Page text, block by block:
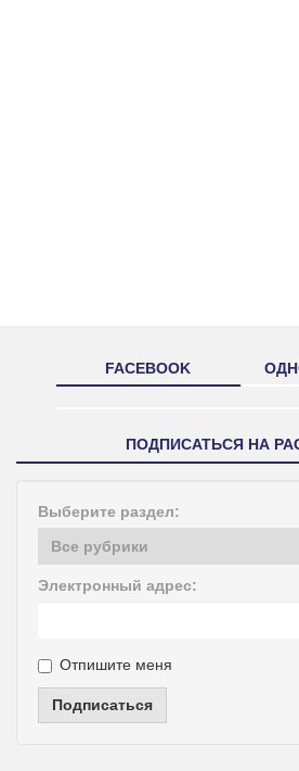
FACEBOOK
ПОДПИСАТЬСЯ НА
Выберите раздел:
Электронный адрес:
Отпишите меня
Подписаться